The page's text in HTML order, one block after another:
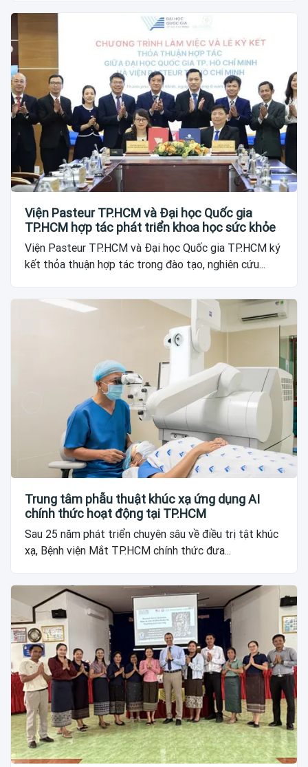
Viện Pasteur TP.HCM và Đại học Quốc gia
TP.HCM hợp tác phát triển khoa học sức khỏe
Viện Pasteur TP.HCM và Đại học Quốc gia TP.HCM ký
kết thỏa thuận hợp tác trong đào tạo, nghiên cứu...
Trung tâm phẫu thuật khúc xạ ứng dụng AI
chính thức hoạt động tại TP.HCM
Sau 25 năm phát triển chuyên sâu về điều trị tật khúc
xạ, Bệnh viện Mắt TP.HCM chính thức đưa...